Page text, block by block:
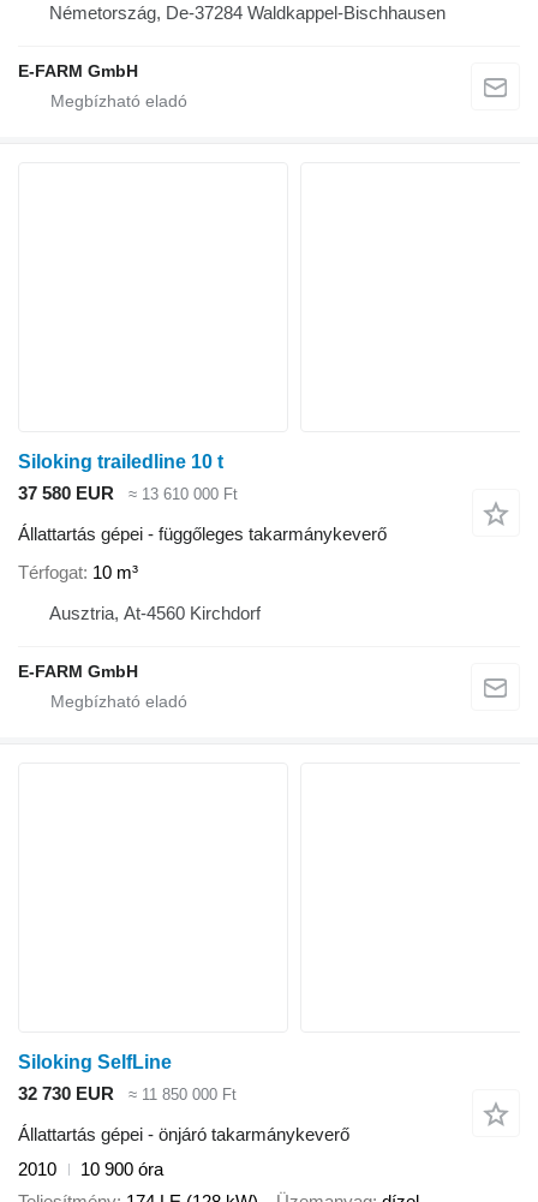
Németország, De-37284 Waldkappel-Bischhausen
E-FARM GmbH
Siloking trailedline 10 t
37 580 EUR
≈ 13 610 000 Ft
Állattartás gépei - függőleges takarmánykeverő
Térfogat 10 m³
Ausztria, At-4560 Kirchdorf
E-FARM GmbH
Siloking SelfLine
32 730 EUR
≈ 11 850 000 Ft
Állattartás gépei - önjáró takarmánykeverő
2010
10 900 óra